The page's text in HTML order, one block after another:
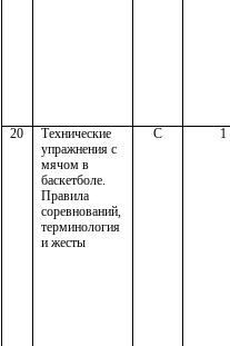
20
Технические
упражнения с
мячом в
баскетболе.
Правила
соревнований,
терминология
и жесты
С 1